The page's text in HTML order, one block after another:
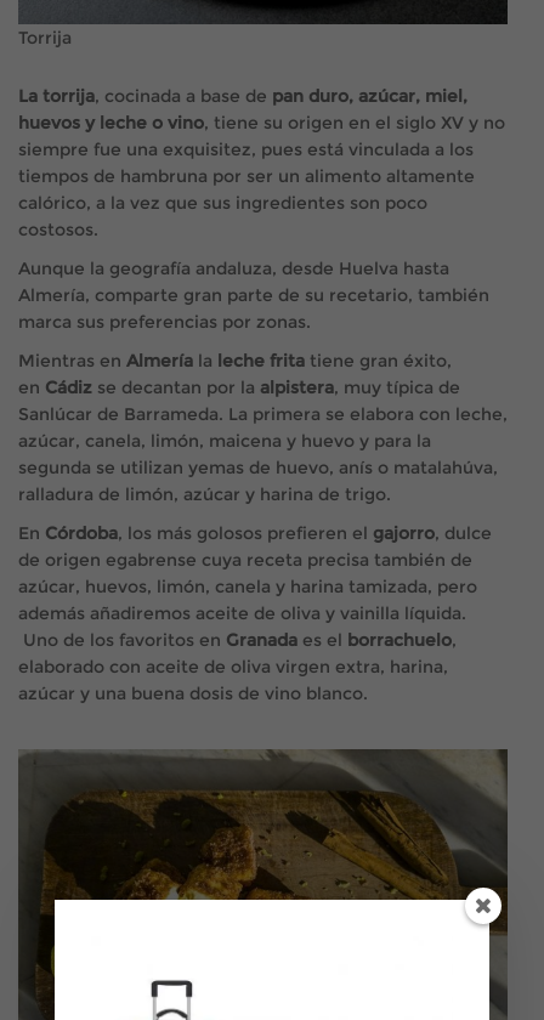
Torrija
La torrija, cocinada a base de pan duro, azúcar, miel,
huevos y leche o vino, tiene su origen en el siglo XV y no
siempre fue una exquisitez, pues está vinculada a los
tiempos de hambruna por ser un alimento altamente
calórico, a la vez que sus ingredientes son poco
costosos.
Aunque la geografía andaluza, desde Huelva hasta
Almería, comparte gran parte de su recetario, también
marca sus preferencias por zonas.
Mientras en Almería la leche frita tiene gran éxito,
en Cádiz se decantan por la alpistera, muy típica de
Sanlúcar de Barrameda. La primera se elabora con leche,
azúcar, canela, limón, maicena y huevo y para la
segunda se utilizan yemas de huevo, anís o matalahúva,
ralladura de limón, azúcar y harina de trigo.
En Córdoba, los más golosos prefieren el gajorro, dulce
de origen egabrense cuya receta precisa también de
azúcar, huevos, limón, canela y harina tamizada, pero
además añadiremos aceite de oliva y vainilla líquida.
Uno de los favoritos en Granada es el borrachuelo,
elaborado con aceite de oliva virgen extra, harina,
azúcar y una buena dosis de vino blanco.